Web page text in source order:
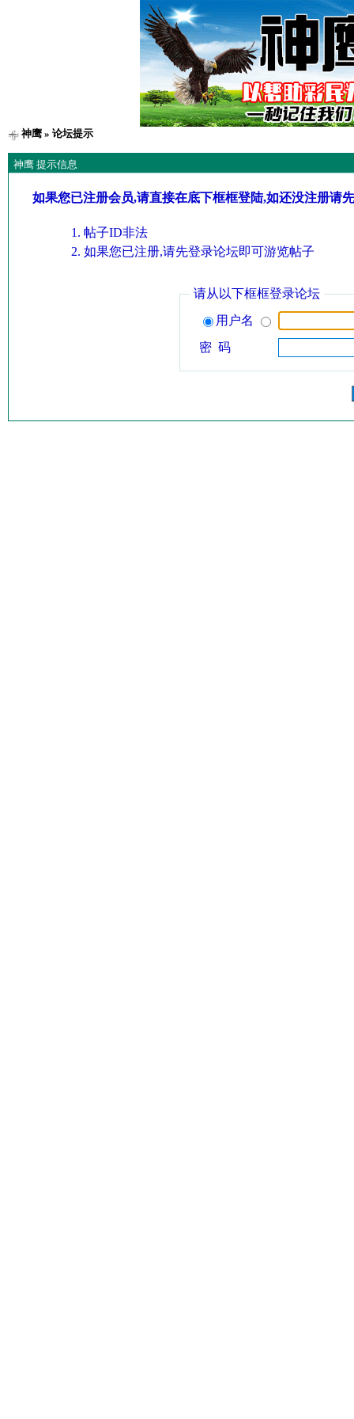
神鹰» 论坛提示
神鹰 提示信息
如果您已注册会员,请直接在底下框框登陆,如还没注册请
帖子ID非法
如果您已注册,请先登录论坛即可游览帖子
请从以下框框登录论坛
用户名
密 码